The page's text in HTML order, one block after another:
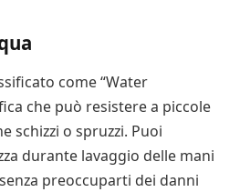
come “Water
che può resistere a piccole
schizzi o spruzzi. Puoi
durante lavaggio delle mani
preoccuparti dei danni